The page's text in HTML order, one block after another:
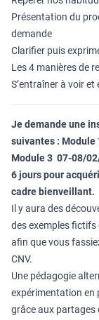
Présentation du
demande
Clarifier puis
Les 4 manières de
S’entraîner à voir
Je demande une
suivantes :
Module 3 07-08/
6 jours pour
cadre bienveillant.
Il y aura des
des exemples fictifs
afin que vous
CNV.
Une pédagogie
expérimentation en
grâce aux partages